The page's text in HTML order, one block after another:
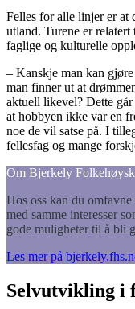
Felles for alle linjer er at
utland. Turene er
faglige og kulturelle
– Kanskje man kan
man finner ut at
aktuell likevel? Dette
at hobbyen ikke var en
noe de vil satse på. I
fellesfag og mange
Om Bjerkely
Hos oss kan du
med samme interesser
gode muligheter til å bli
Les mer på
Selvutvikling i